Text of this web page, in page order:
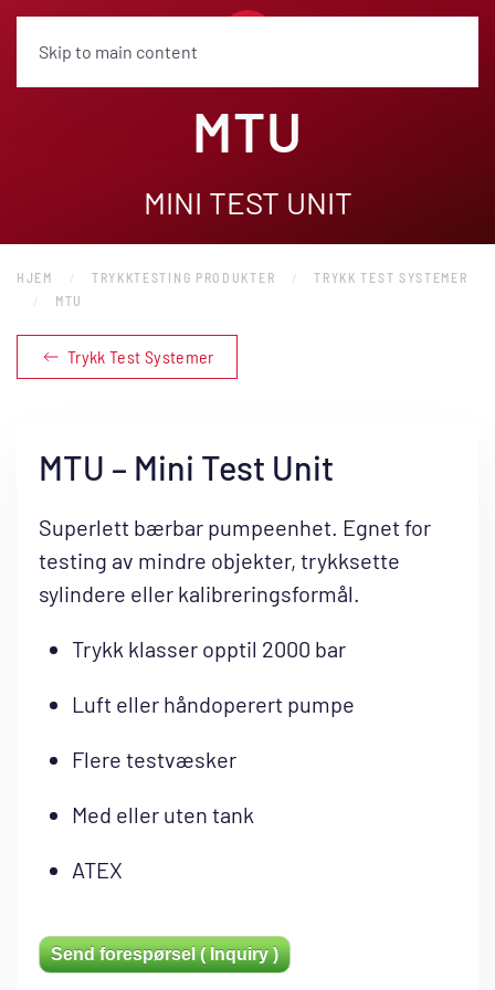
Skip to main content
MTU
MINI TEST UNIT
HJEM TRYKKTESTING PRODUKTER
TRYKK TEST SYSTEMER
MTU
Trykk Test Systemer
MTU – Mini Test Unit
Superlett bærbar pumpeenhet. Egnet for
testing av mindre objekter, trykksette
sylindere eller kalibreringsformål.
Trykk klasser opptil 2000 bar
Luft eller håndoperert pumpe
Flere testvæsker
Med eller uten tank
ATEX
Send forespørsel ( Inquiry )